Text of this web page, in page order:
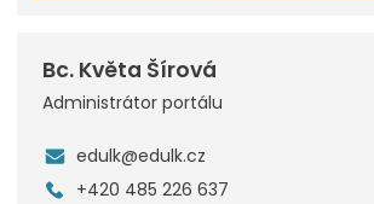
Bc. Květa Šírová
Administrátor portálu
edulk@edulk.cz
+420 485 226 637